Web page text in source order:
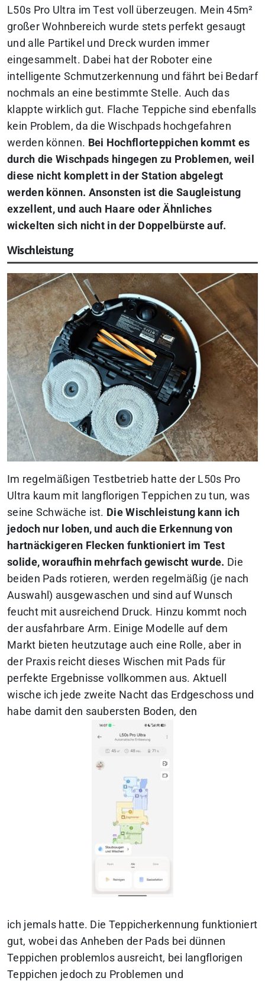
L50s Pro Ultra im Test voll überzeugen. Mein 45m²
großer Wohnbereich wurde stets perfekt gesaugt
und alle Partikel und Dreck wurden immer
eingesammelt. Dabei hat der Roboter eine
intelligente Schmutzerkennung und fährt bei Bedarf
nochmals an eine bestimmte Stelle. Auch das
klappte wirklich gut. Flache Teppiche sind ebenfalls
kein Problem, da die Wischpads hochgefahren
werden können. Bei Hochflorteppichen kommt es
durch die Wischpads hingegen zu Problemen, weil
diese nicht komplett in der Station abgelegt
werden können. Ansonsten ist die Saugleistung
exzellent, und auch Haare oder Ähnliches
wickelten sich nicht in der Doppelbürste auf.
Wischleistung
Im regelmäßigen Testbetrieb hatte der L50s Pro
Ultra kaum mit langflorigen Teppichen zu tun, was
seine Schwäche ist. Die Wischleistung kann ich
jedoch nur loben, und auch die Erkennung von
hartnäckigeren Flecken funktioniert im Test
solide, woraufhin mehrfach gewischt wurde. Die
beiden Pads rotieren, werden regelmäßig (je nach
Auswahl) ausgewaschen und sind auf Wunsch
feucht mit ausreichend Druck. Hinzu kommt noch
der ausfahrbare Arm. Einige Modelle auf dem
Markt bieten heutzutage auch eine Rolle, aber in
der Praxis reicht dieses Wischen mit Pads für
perfekte Ergebnisse vollkommen aus. Aktuell
wische ich jede zweite Nacht das Erdgeschoss und
habe damit den saubersten Boden, den
ich jemals hatte. Die Teppicherkennung funktioniert
gut, wobei das Anheben der Pads bei dünnen
Teppichen problemlos ausreicht, bei langflorigen
Teppichen jedoch zu Problemen und